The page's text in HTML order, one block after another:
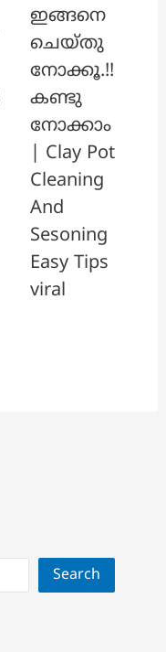
ഇങ്ങനെ
ചെയ്തു
നോക്കൂ.!!
കണ്ടു
നോക്കാം
| Clay Pot
Cleaning
And
Sesoning
Easy Tips
viral
Search